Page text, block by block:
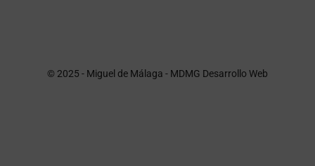
© 2025 - Miguel de Málaga - MDMG Desarrollo Web